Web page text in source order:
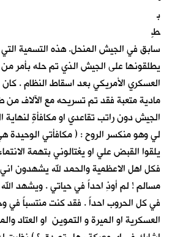
ب
طٍ
سابق في الجيش المنحل. هذه التسمية التي
يطلقونها على الجيش الذي تم حله بأمر من
العسكري الأمريكي بعد اسقاط النظام .
مادية متعبة فقد تم تسريحه مع الآلاف
الجيش دون راتب تقاعدي او مكافأةٍ لنهاية
لي وهو منكسر الروح : ( مكافأتي الوحيدة
يلقوا القبض علي او يغتالوني بتهمة
فكل اهل الاعظمية والحمد لله يشهدون
مسالم ! لم أوذِ احداً في حياتي . ويشهد
في كل الحروب احداً . فقد كنت منتسباً في
العسكرية او الميرة و التموين او العتاد